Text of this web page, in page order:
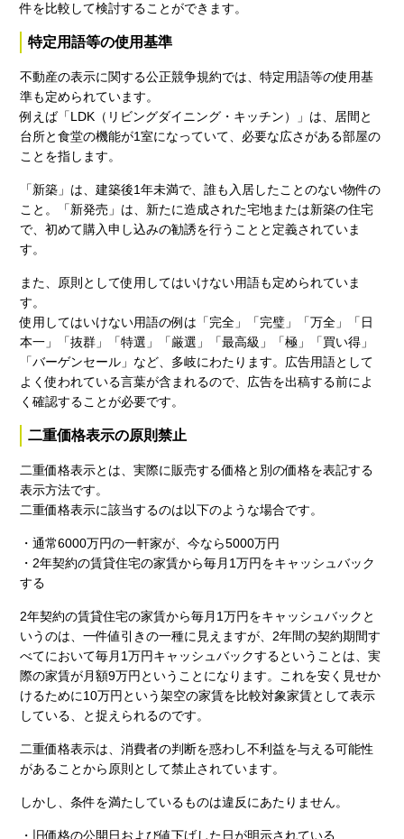
件を比較して検討することができます。
特定用語等の使用基準
不動産の表示に関する公正競争規約では、特定用語等の使用基
準も定められています。
例えば「LDK（リビングダイニング・キッチン）」は、居間と
台所と食堂の機能が1室になっていて、必要な広さがある部屋の
ことを指します。
「新築」は、建築後1年未満で、誰も入居したことのない物件の
こと。「新発売」は、新たに造成された宅地または新築の住宅
で、初めて購入申し込みの勧誘を行うことと定義されていま
す。
また、原則として使用してはいけない用語も定められていま
す。
使用してはいけない用語の例は「完全」「完璧」「万全」「日
本一」「抜群」「特選」「厳選」「最高級」「極」「買い得」
「バーゲンセール」など、多岐にわたります。広告用語として
よく使われている言葉が含まれるので、広告を出稿する前によ
く確認することが必要です。
二重価格表示の原則禁止
二重価格表示とは、実際に販売する価格と別の価格を表記する
表示方法です。
二重価格表示に該当するのは以下のような場合です。
・通常6000万円の一軒家が、今なら5000万円
・2年契約の賃貸住宅の家賃から毎月1万円をキャッシュバック
する
2年契約の賃貸住宅の家賃から毎月1万円をキャッシュバックと
いうのは、一件値引きの一種に見えますが、2年間の契約期間す
べてにおいて毎月1万円キャッシュバックするということは、実
際の家賃が月額9万円ということになります。これを安く見せか
けるために10万円という架空の家賃を比較対象家賃として表示
している、と捉えられるのです。
二重価格表示は、消費者の判断を惑わし不利益を与える可能性
があることから原則として禁止されています。
しかし、条件を満たしているものは違反にあたりません。
・旧価格の公開日および値下げした日が明示されている